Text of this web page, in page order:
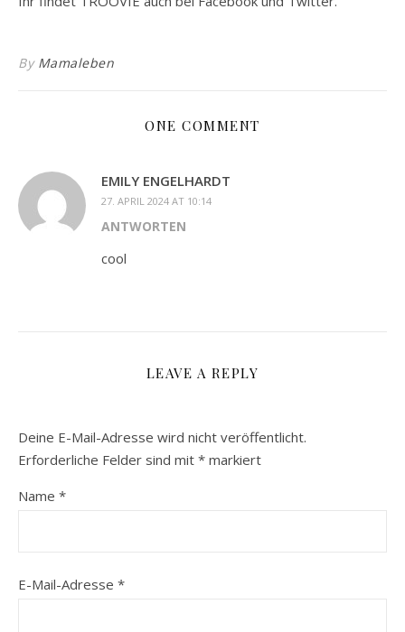
By Mamaleben
ONE COMMENT
EMILY ENGELHARDT
27. APRIL 2024 AT 10:14
ANTWORTEN
cool
LEAVE A REPLY
Deine E-Mail-Adresse wird nicht veröffentlicht.
Erforderliche Felder sind mit * markiert
Name *
E-Mail-Adresse *